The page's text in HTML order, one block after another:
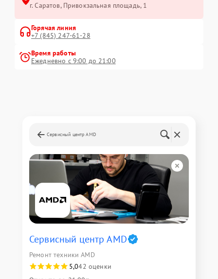
г. Саратов, Привокзальная площадь, 1
Горячая линия
+7 (845) 247-61-28
Время работы
Ежедневно с 9:00 до 21:00
Сервисный центр AMD
Сервисный центр AMD
Ремонт техники AMD
5,042 оценки